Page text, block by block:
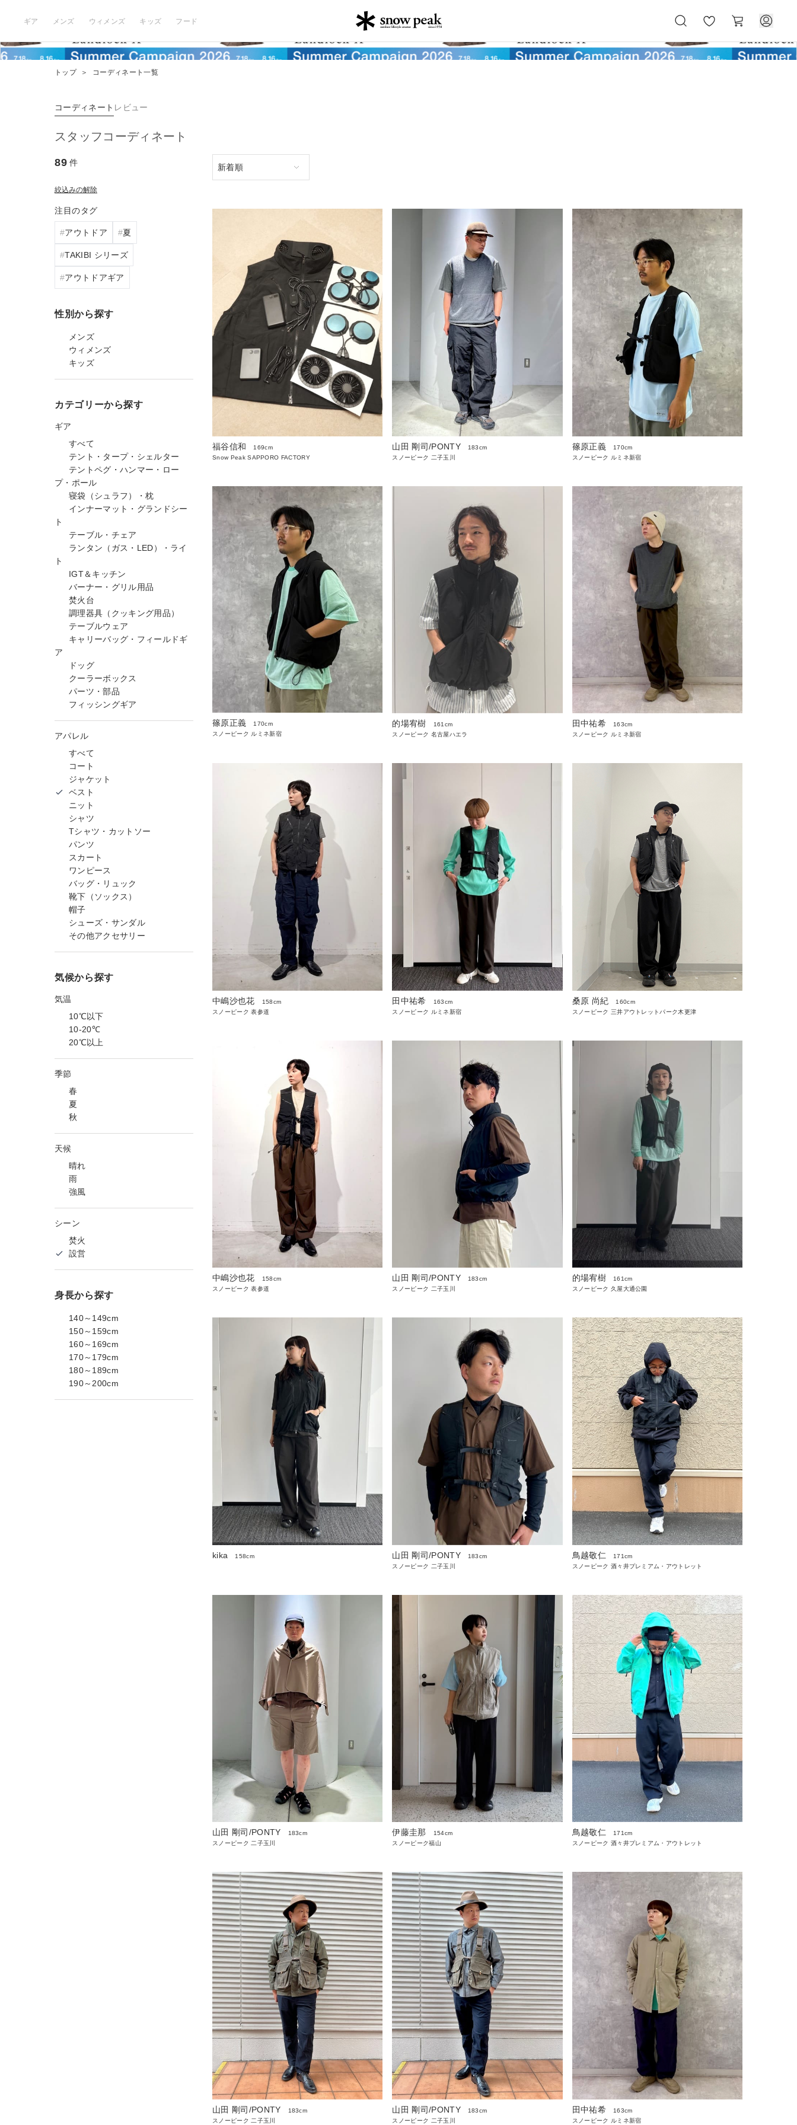
ギア メンズ ウィメンズ キッズ フード
気
に
ー
ト
トップ ＞ コーディネート一覧
コーディネート レビュー
スタッフコーディネート
89 件
絞込みの解除
注目のタグ
アウトドア 夏
TAKIBI シリーズ
アウトドアギア
性別から探す
メンズ
ウィメンズ
キッズ
カテゴリーから探す
ギア
すべて
テント・タープ・シェルター
テントペグ・ハンマー・ロー
プ・ポール
寝袋（シュラフ）・枕
インナーマット・グランドシー
ト
テーブル・チェア
ランタン（ガス・LED）・ライ
ト
IGT＆キッチン
バーナー・グリル用品
焚火台
調理器具（クッキング用品）
テーブルウェア
キャリーバッグ・フィールドギ
ア
ドッグ
クーラーボックス
パーツ・部品
フィッシングギア
アパレル
すべて
コート
ジャケット
ベスト
ニット
シャツ
Tシャツ・カットソー
パンツ
スカート
ワンピース
バッグ・リュック
靴下（ソックス）
帽子
シューズ・サンダル
その他アクセサリー
気候から探す
気温
10℃以下
10-20℃
20℃以上
季節
春
夏
秋
天候
晴れ
雨
強風
シーン
焚火
設営
身長から探す
140～149cm
150～159cm
160～169cm
170～179cm
180～189cm
190～200cm
福谷信和
169cm
Snow Peak SAPPORO FACTORY
山田 剛司/PONTY
183cm
スノーピーク 二子玉川
篠原正義
170cm
スノーピーク ルミネ新宿
篠原正義
170cm
スノーピーク ルミネ新宿
的場宥樹
161cm
スノーピーク 名古屋ハエラ
田中祐希
163cm
スノーピーク ルミネ新宿
中嶋沙也花
158cm
スノーピーク 表参道
田中祐希
163cm
スノーピーク ルミネ新宿
桑原 尚紀
160cm
スノーピーク 三井アウトレットパーク木更津
中嶋沙也花
158cm
スノーピーク 表参道
山田 剛司/PONTY
183cm
スノーピーク 二子玉川
的場宥樹
161cm
スノーピーク 久屋大通公園
kika 158cm 山田 剛司/PONTY
183cm
スノーピーク 二子玉川
鳥越敬仁
171cm
スノーピーク 酒々井プレミアム・アウトレット
山田 剛司/PONTY
183cm
スノーピーク 二子玉川
伊藤圭那
154cm
スノーピーク福山
鳥越敬仁
171cm
スノーピーク 酒々井プレミアム・アウトレット
山田 剛司/PONTY
183cm
スノーピーク 二子玉川
山田 剛司/PONTY
183cm
スノーピーク 二子玉川
田中祐希
163cm
スノーピーク ルミネ新宿